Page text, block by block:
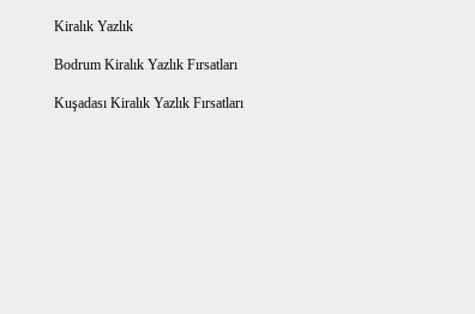
Kiralık Yazlık
Bodrum Kiralık Yazlık Fırsatları
Kuşadası Kiralık Yazlık Fırsatları